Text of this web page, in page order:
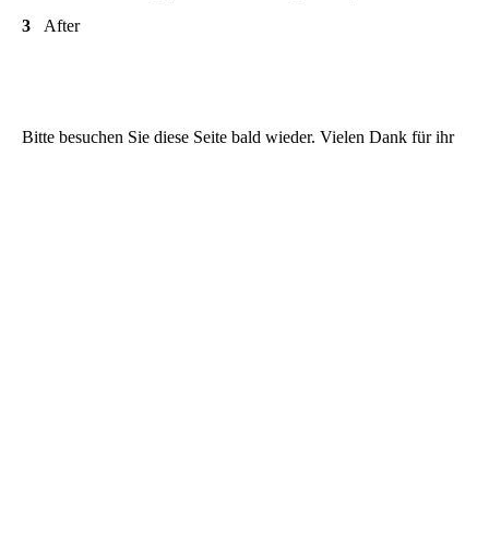
3
After
Bitte besuchen Sie diese Seite bald wieder. Vielen Dank für ihr